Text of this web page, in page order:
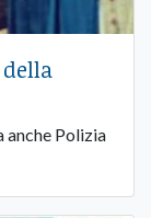
anche Polizia